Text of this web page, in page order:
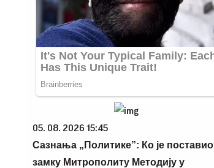
05. 08. 2026 15:45
Сазнања „Политике”: Ко је поставио
замку Митрополиту Методију у